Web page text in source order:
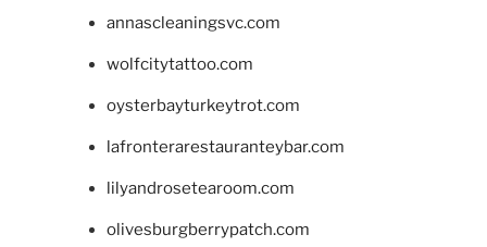
annascleaningsvc.com
wolfcitytattoo.com
oysterbayturkeytrot.com
lafronterarestauranteybar.com
lilyandrosetearoom.com
olivesburgberrypatch.com